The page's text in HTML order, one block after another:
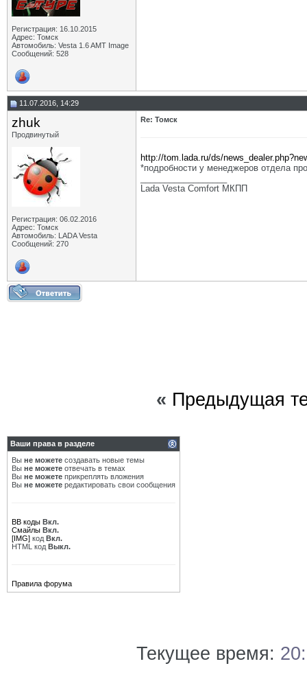
Регистрация: 16.10.2015
Адрес: Томск
Автомобиль: Vesta 1.6 AMT Image
Сообщений: 528
11.07.2016, 14:29
zhuk
Продвинутый
Регистрация: 06.02.2016
Адрес: Томск
Автомобиль: LADA Vesta
Сообщений: 270
Re: Томск
http://tom.lada.ru/ds/
*подробности у менеджеров отдела
Lada Vesta Comfort МКПП
« Предыдущая
Ваши права в разделе
Вы не можете создавать новые темы
Вы не можете отвечать в темах
Вы не можете прикреплять вложения
Вы не можете редактировать свои сообщения
BB коды Вкл.
Смайлы Вкл.
[IMG] код Вкл.
HTML код Выкл.
Правила форума
Текущее время: